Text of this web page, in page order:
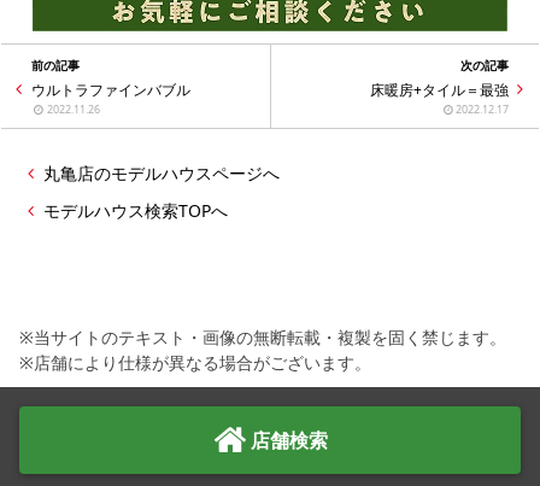
前の記事
ウルトラファインバブル
2022.11.26
次の記事
床暖房+タイル＝最強
2022.12.17
丸亀店のモデルハウスページへ
モデルハウス検索TOPへ
※当サイトのテキスト・画像の無断転載・複製を固く禁じます。
※店舗により仕様が異なる場合がございます。
店舗検索